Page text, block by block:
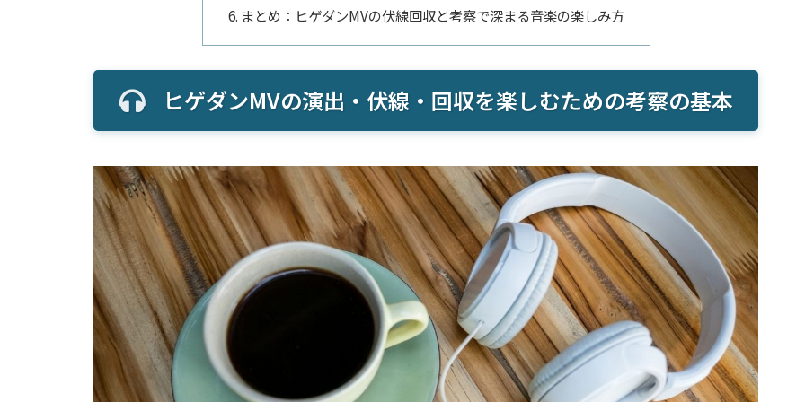
まとめ：ヒゲダンMVの伏線回収と考察で深まる音楽の楽しみ方
ヒゲダンMVの演出・伏線・回収を楽しむための考察の基本